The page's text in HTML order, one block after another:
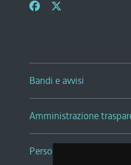
Bandi e avvisi
Amministrazione
Persone e Uffici